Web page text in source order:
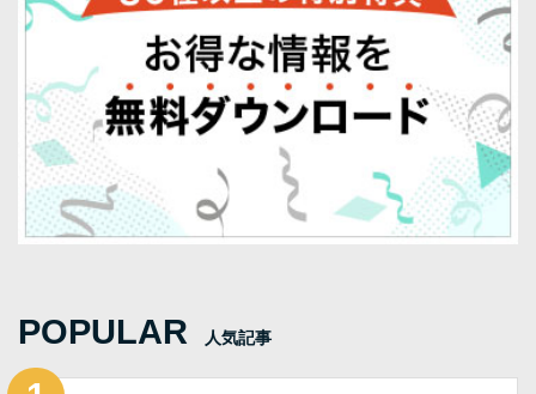
POPULAR 人気記事